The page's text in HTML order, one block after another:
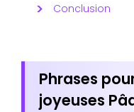
Conclusion
Phrases
joyeuses